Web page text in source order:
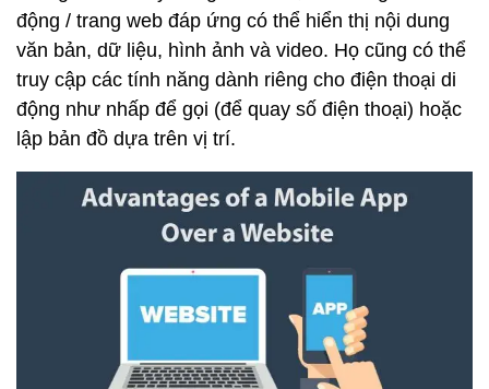
động / trang web đáp ứng có thể hiển thị nội dung
văn bản, dữ liệu, hình ảnh và video. Họ cũng có thể
truy cập các tính năng dành riêng cho điện thoại di
động như nhấp để gọi (để quay số điện thoại) hoặc
lập bản đồ dựa trên vị trí.